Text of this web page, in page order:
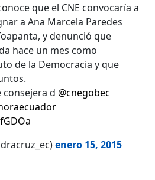
que el CNE convocaría a
a Ana Marcela Paredes
y denunció que
hace un mes como
de la Democracia y que
consejera d @cnegobec
enero 15, 2015